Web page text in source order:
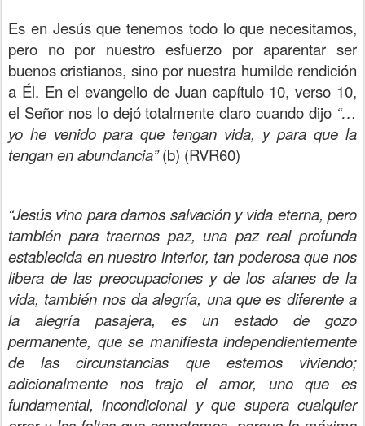
Es en Jesús que tenemos todo lo que necesitamos,
pero no por nuestro esfuerzo por aparentar ser
buenos cristianos, sino por nuestra humilde rendición
a Él. En el evangelio de Juan capítulo 10, verso 10,
el Señor nos lo dejó totalmente claro cuando dijo “…
yo he venido para que tengan vida, y para que la
tengan en abundancia”(b) (RVR60)
“Jesús vino para darnos salvación y vida eterna, pero
también para traernos paz, una paz real profunda
establecida en nuestro interior, tan poderosa que nos
libera de las preocupaciones y de los afanes de la
vida, también nos da alegría, una que es diferente a
la alegría pasajera, es un estado de gozo
permanente, que se manifiesta independientemente
de las circunstancias que estemos viviendo;
adicionalmente nos trajo el amor, uno que es
fundamental, incondicional y que supera cualquier